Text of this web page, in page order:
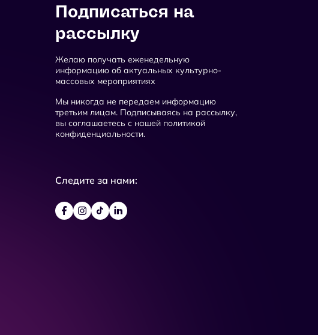
Подписаться на
рассылку
Желаю получать еженедельную
информацию об актуальных культурно-
массовых мероприятиях
Мы никогда не передаем информацию
третьим лицам. Подписываясь на рассылку,
вы соглашаетесь с нашей политикой
конфиденциальности.
Следите за нами: